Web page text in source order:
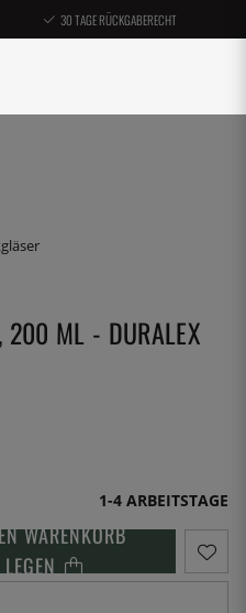
30 TAGE RÜCKGABERECHT
200 ML - DURALEX
1-4 ARBEITSTAGE
WARENKORB
LEGEN